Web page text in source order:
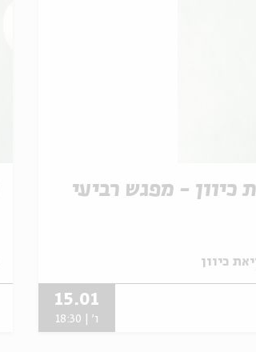
כיוון - מפגש רביעי
כיוון
15.01
ו' | 18:30